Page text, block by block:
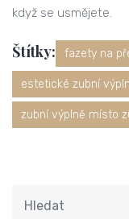
když se usmějete.
Štítky: fazety na
estetické zubní
zubní výplně místo